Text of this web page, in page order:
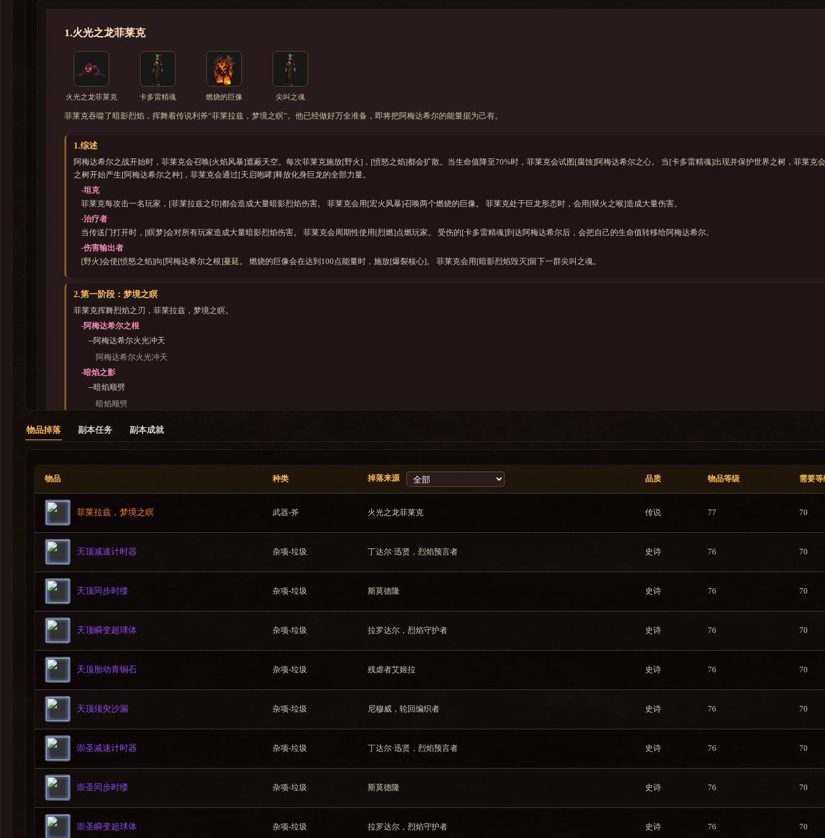
1.火光之龙菲莱克
火光之龙菲莱克 卡多雷精魂 燃烧的巨像 尖叫之魂
菲莱克吞噬了暗影烈焰，挥舞着传说利斧“菲莱拉兹，梦境之瞑”。他已经做好万全准备，即将把阿梅达希尔的能量据为己有。
1.综述
阿梅达希尔之战开始时，菲莱克会召唤[火焰风暴]遮蔽天空。每次菲莱克施放[野火]，[愤怒之焰]都会扩散。当生命值降至70%时，菲莱克会试图[腐蚀]阿梅达希尔之心。 当[卡多雷精魂]出现并保护世界之树，菲莱克
之树开始产生[阿梅达希尔之种]，菲莱克会通过[天启咆哮]释放化身巨龙的全部力量。
-坦克
菲莱克每攻击一名玩家，[菲莱拉兹之印]都会造成大量暗影烈焰伤害。 菲莱克会用[宏火风暴]召唤两个燃烧的巨像。 菲莱克处于巨龙形态时，会用[狱火之喉]造成大量伤害。
-治疗者
当传送门打开时，[瞑梦]会对所有玩家造成大量暗影烈焰伤害。 菲莱克会周期性使用[烈燃]点燃玩家。 受伤的[卡多雷精魂]到达阿梅达希尔后，会把自己的生命值转移给阿梅达希尔。
-伤害输出者
[野火]会使[愤怒之焰]向[阿梅达希尔之根]蔓延。 燃烧的巨像会在达到100点能量时，施放[爆裂核心]。 菲莱克会用[暗影烈焰毁灭]留下一群尖叫之魂。
2.第一阶段：梦境之瞑
菲莱克挥舞烈焰之刃，菲莱拉兹，梦境之瞑。
-阿梅达希尔之根
--阿梅达希尔火光冲天
阿梅达希尔火光冲天
-暗焰之影
--暗焰顺劈
暗焰顺劈
菲莱拉兹之焰
野火
-野火
--愤怒之焰
--黑烬
黑烬
--烧尽
-燃烧领域
烈燃
菲莱拉兹之印
--菲莱拉兹之焰
菲莱拉兹之焰
3.阶段转换：阿梅达希尔的危难
物品掉落 副本任务 副本成就
物品 种类 掉落来源 品质 物品等级 需要等
菲莱拉兹，梦境之瞑 武器-斧 火光之龙菲莱克 传说 77 70
天顶减速计时器 杂项-垃圾 丁达尔·迅贤，烈焰预言者 史诗 76 70
天顶同步时缕 杂项-垃圾 斯莫德隆 史诗 76 70
天顶瞬变超球体 杂项-垃圾 拉罗达尔，烈焰守护者 史诗 76 70
天顶胎动青铜石 杂项-垃圾 残虐者艾姬拉 史诗 76 70
天顶须臾沙漏 杂项-垃圾 尼穆威，轮回编织者 史诗 76 70
崇圣减速计时器 杂项-垃圾 丁达尔·迅贤，烈焰预言者 史诗 76 70
崇圣同步时缕 杂项-垃圾 斯莫德隆 史诗 76 70
崇圣瞬变超球体 杂项-垃圾 拉罗达尔，烈焰守护者 史诗 76 70